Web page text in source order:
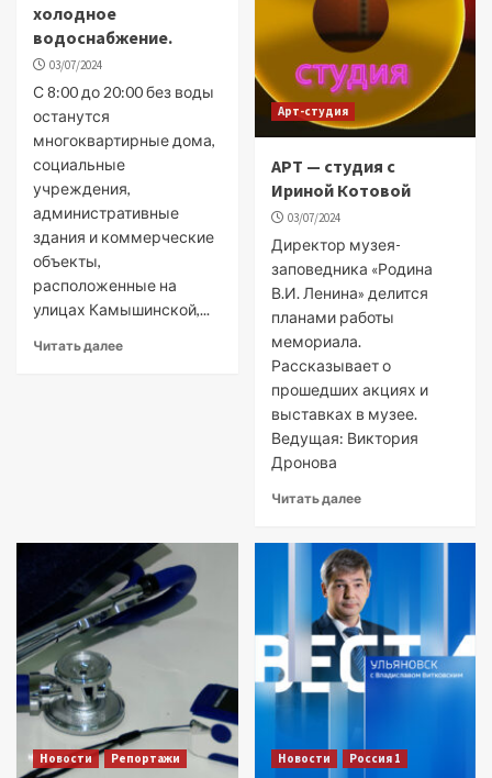
холодное
водоснабжение.
03/07/2024
С 8:00 до 20:00 без воды
останутся
многоквартирные дома,
социальные
учреждения,
административные
здания и коммерческие
объекты,
расположенные на
улицах Камышинской,...
Читать далее
Арт-студия
АРТ — студия с
Ириной Котовой
03/07/2024
Директор музея-
заповедника «Родина
В.И. Ленина» делится
планами работы
мемориала.
Рассказывает о
прошедших акциях и
выставках в музее.
Ведущая: Виктория
Дронова
Читать далее
Новости Репортажи Новости Россия 1